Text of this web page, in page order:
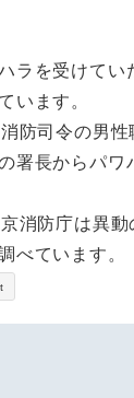
ラを受けて
ます。
司令の男性
署長からパ
消防庁は異
べています。